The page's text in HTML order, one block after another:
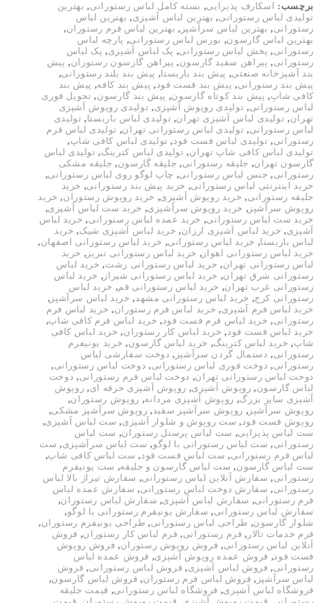
رستوران،
کافه
و
فست
فود
عدد
برچسب:
اسکارف پذیرایی, بسته کامل لباس رستورانی, بهترین
تولیدی لباس رستورانی, بهترین لباس آشپزی, بهترین لباس
رستورانی, بهترین لباس سرآشپز , بهترین لباس فرم رستوران,
بهترین لباس گارسون, بورس لباس رستورانی, پارچه لباس
رستورانی, پخش لباس رستورانی, پک لباس آشپزی, پک لباس
رستورانی, پیراهن سفید گارسون, پیراهن گارسون رستوران, پیش
بند آشپزخانه صنعتی, پیش بند باریستا, پیش بند بلند رستورانی,
پیش بند رستورانی, پیش بند فست فود, پیش بند کافه, پیش بند
کافی شاپ, پیش بند کوتاه گارسون, پیش بند گارسون, تحویل فوری
لباس رستورانی, تولیدی روپوش آشپزی, تولیدی روپوش آشپزی
تهران, تولیدی لباس آشپزی تهران, تولیدی لباس باریستا, تولیدی
لباس رستورانی, تولیدی لباس رستورانی تهران, تولیدی لباس فرم
رستورانی, تولیدی لباس فست فود, تولیدی لباس کافی شاپ,
تولیدی لباس کافی شاپ تهران, تولیدی لباس کترینگ, تولیدی لباس
گارسون تهران, جلیقه رستورانی, جلیقه گارسون, جلیقه مشکی
رستورانی, جنس لباس رستورانی, چاپ لوگو روی لباس رستورانی,
خرید اینترنتی لباس رستورانی, خرید پیش بند رستورانی, خرید
جلیقه رستورانی, خرید روپوش آشپزی, خرید روپوش رستوران, خرید
روپوش سرآشپز , خرید روپوش سرآشپزی, خرید ست لباس آشپزی,
خرید ست لباس رستورانی, خرید عمده لباس رستورانی, خرید لباس
آشپزی, خرید لباس آشپزی ارزان, خرید لباس آشپزی شیک, خرید
لباس باریستا, خرید لباس رستورانی, خرید لباس رستورانی اصفهان,
خرید لباس رستورانی اهواز , خرید لباس رستورانی تبریز , خرید
لباس رستورانی تهران, خرید لباس رستورانی رشت, خرید لباس
رستورانی شرق تهران, خرید لباس رستورانی شیراز , خرید لباس
رستورانی غرب تهران, خرید لباس رستورانی قم, خرید لباس
رستورانی کرج, خرید لباس رستورانی مشهد, خرید لباس سرآشپز ,
خرید لباس فرم آشپزی, خرید لباس فرم رستوران, خرید لباس فرم
رستورانی, خرید لباس فرم فست فود, خرید لباس فرم کافی شاپ,
خرید لباس فست فود, خرید لباس کار رستوران, خرید لباس کافی
شاپ, خرید لباس کترینگ, خرید لباس گارسون, خرید یونیفرم
رستورانی, دستمال گردن سرآشپز , دوخت سفارشی لباس
رستورانی, دوخت فوری لباس رستورانی, دوخت لباس رستورانی,
دوخت لباس رستورانی تهران, دوخت لباس فرم رستورانی, دوخت
لباس گارسون, روپوش آشپزی, روپوش آشپزی حرفه ای, روپوش
آشپزی سایز بزرگ, روپوش آشپزی مردانه, روپوش رستوران,
روپوش سرآشپز , روپوش سرآشپز سفید, روپوش سرآشپز مشکی,
روپوش فست فود, ست روپوش و شلوار آشپزی, ست لباس آشپزی,
ست لباس پذیرایی, ست لباس پرسنل رستوران, ست لباس
رستورانی, ست لباس رستورانی با لوگو, ست لباس سرآشپزی, ست
لباس فرم رستورانی, ست لباس فست فود, ست لباس کافی شاپ,
ست لباس گارسون, ست لباس گارسون و جلیقه, ست یونیفرم
رستورانی, سفارش آنلاین لباس رستورانی, سفارش تیراژ بالا لباس
رستورانی, سفارش دوخت لباس رستورانی, سفارش عمده لباس
فرم رستورانی, سفارش لباس آشپزی, سفارش لباس رستوران,
سفارش لباس رستورانی, سفارش یونیفرم رستورانی با لوگو,
شلوار گارسون, طراحی لباس رستورانی, طراحی یونیفرم رستوران,
فرم خدمات تالار , فرم رستورانی, فرم لباس کار رستوران, فروش
آنلاین لباس رستورانی, فروش روپوش رستوران, فروش روپوش
فست فود, فروش عمده روپوش آشپزی, فروش عمده لباس
رستورانی, فروش لباس آشپزی, فروش لباس رستورانی, فروش
لباس سرآشپز , فروش لباس فرم رستوران, فروش لباس گارسون,
فروشگاه لباس آشپزی, فروشگاه لباس رستورانی, قیمت جلیقه